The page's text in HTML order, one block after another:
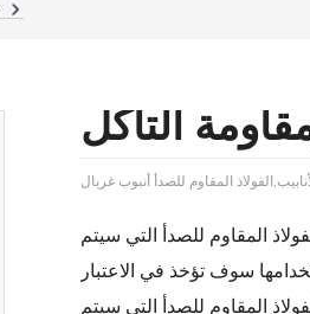
التآكل
المقاوم للصدأ أنبوب غربال
المقاوم للصدأ التي سيتم
المقاوم للصدأ التي سيتم